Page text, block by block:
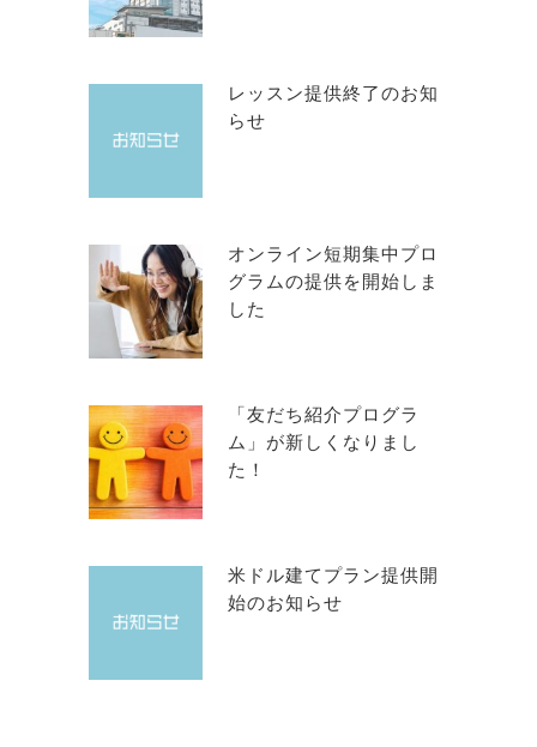
レッスン提供終了のお知
らせ
オンライン短期集中プロ
グラムの提供を開始しま
した
「友だち紹介プログラ
ム」が新しくなりまし
た！
米ドル建てプラン提供開
始のお知らせ